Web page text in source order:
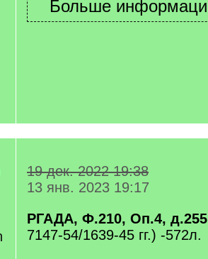
19 дек. 2022 19:38
13 янв. 2023 19:17
РГАДА, Ф.210, Оп.4, д.255
7147-54/1639-45 гг.) -572л.